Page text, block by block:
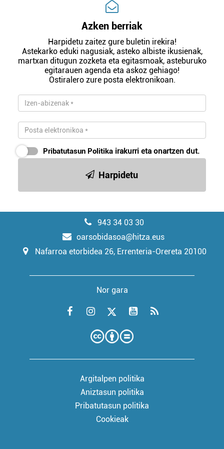
Azken berriak
Harpidetu zaitez gure buletin irekira!
Astekarko eduki nagusiak, asteko albiste ikusienak,
martxan ditugun zozketa eta egitasmoak, asteburuko
egitarauen agenda eta askoz gehiago!
Ostiralero zure posta elektronikoan.
Pribatutasun Politika irakurri eta onartzen dut.
Harpidetu
943 34 03 30
oarsobidasoa@hitza.eus
Nafarroa etorbidea 26, Errenteria-Orereta 20100
Nor gara
Argitalpen politika
Aniztasun politika
Pribatutasun politika
Cookieak